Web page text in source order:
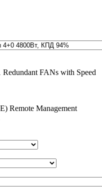
FANs with Speed
Remote Management